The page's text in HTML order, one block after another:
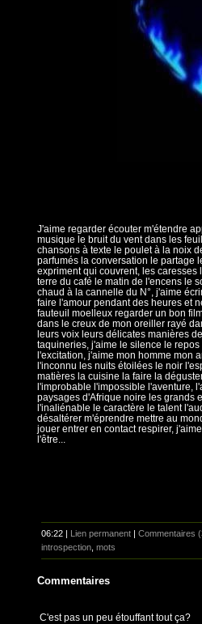
J'aime regarder écouter m'étendre
musique le bruit du vent dans les
chansons à texte le poulet à la noix
parfumés la conversation le partage
expriment qui couvrent, les
terre du café le matin de l'encens le
chaud à la cannelle du N°, j'aime
faire l'amour pendant des heures et
fauteuil moelleux regarder un bon
dans le creux de mon oreiller rayé
leurs voix leurs délicates manières
taquineries, j'aime le silence le
l'excitation, j'aime mon homme mon
l'inconnu les nuits étoilées le noir
matières la cuisine la faire la
l'improbable l'impossible l'aventure,
paysages d'Afrique noire les grands
l'inaliénable le caractère le talent
désaltérer m'éprendre mettre au
jouer entrer en contact respirer,
l'être...
06:22 | Lien permanent Commentaires
introspection, mots
Commentaires
C'est pas un peu étouffant tout ça?